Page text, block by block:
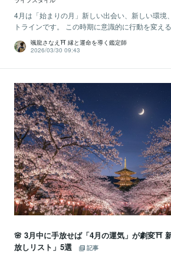
4月は「始まりの月」新しい出会い、新しい環境
トラインです。 この時期に意識的に行動を変え
颯龍さなえ⛩ 縁と運命を導く鑑定師
2026/03/30 09:43
🌸 3月中に手放せば「4月の運気」が劇変⛩
放しリスト」5選
記事